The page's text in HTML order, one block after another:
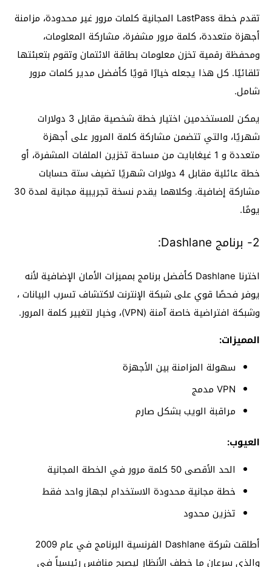
تقدم خطة LastPass المجانية كلمات مرور غير محدودة، مزامنة
أجهزة متعددة، كلمة مرور مشفرة، مشاركة المعلومات،
ومحفظة رقمية تخزن معلومات بطاقة الائتمان وتقوم بتعبئتها
تلقائيًا. كل هذا يجعله خيارًا قويًا كأفضل مدير كلمات مرور
شامل.
يمكن للمستخدمين اختيار خطة شخصية مقابل 3 دولارات
شهريًا، والتي تتضمن مشاركة كلمة المرور على أجهزة
متعددة و 1 غيغابايت من مساحة تخزين الملفات المشفرة، أو
خطة عائلية مقابل 4 دولارات شهريًا تضيف ستة حسابات
مشاركة إضافية. وكلاهما يقدم نسخة تجريبية مجانية لمدة 30
يومًا.
2- برنامج Dashlane:
اخترنا Dashlane كأفضل برنامج بمميزات الأمان الإضافية لأنه
يوفر فحصًا قوي على شبكة الإنترنت لاكتشاف تسرب البيانات ،
وشبكة افتراضية خاصة آمنة (VPN)، وخيار لتغيير كلمة المرور.
المميزات:
سهولة المزامنة بين الأجهزة
VPN مدمج
مراقبة الويب بشكل صارم
العيوب:
الحد الأقصى 50 كلمة مرور في الخطة المجانية
خطة مجانية محدودة الاستخدام لجهاز واحد فقط
تخزين محدود
أطلقت شركة Dashlane الفرنسية البرنامج في عام 2009
والذي سرعان ما خطف الأنظار ليصبح منافس رئيسياً في